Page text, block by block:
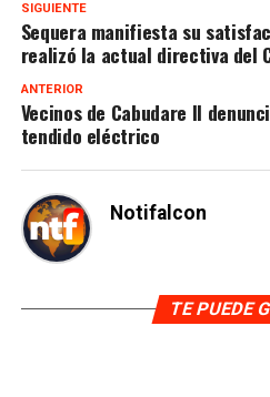
SIGUIENTE
Sequera manifiesta su
realizó la actual directiva del
ANTERIOR
Vecinos de Cabudare II
tendido eléctrico
Notifalcon
TE PUEDE